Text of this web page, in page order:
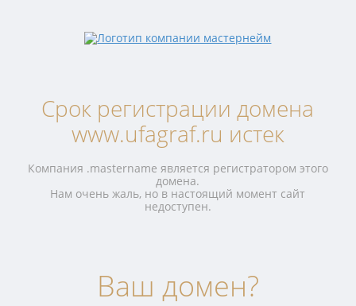
Срок регистрации домена
www.ufagraf.ru истек
Компания .mastername является регистратором этого
домена.
Нам очень жаль, но в настоящий момент сайт
недоступен.
Ваш домен?